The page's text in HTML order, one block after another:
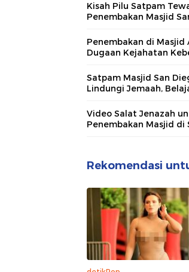
Kisah Pilu Satpam
Penembakan Masjid
Penembakan di Masjid
Dugaan Kejahatan
Satpam Masjid San
Lindungi Jemaah,
Video Salat Jenazah
Penembakan Masjid di
Rekomendasi